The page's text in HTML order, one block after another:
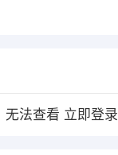
无法查看 立即登录